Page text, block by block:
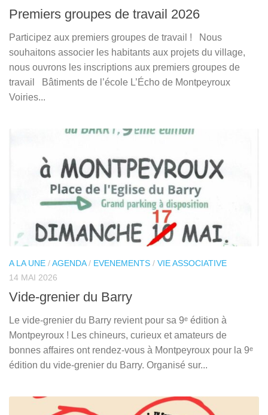
Premiers groupes de travail 2026
Participez aux premiers groupes de travail ! Nous
souhaitons associer les habitants aux projets du village,
nous ouvrons les inscriptions aux premiers groupes de
travail Bâtiments de l’école L’Écho de Montpeyroux
Voiries...
A LA UNE /AGENDA/ EVENEMENTS / VIE ASSOCIATIVE
14 MAI 2026
Vide-grenier du Barry
Le vide-grenier du Barry revient pour sa 9ᵉ édition à
Montpeyroux ! Les chineurs, curieux et amateurs de
bonnes affaires ont rendez-vous à Montpeyroux pour la 9ᵉ
édition du vide-grenier du Barry. Organisé sur...